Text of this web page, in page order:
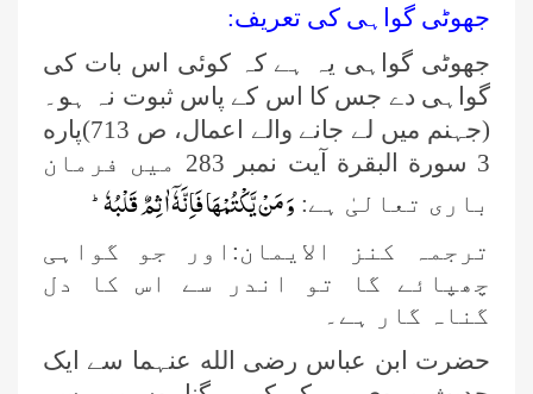
جھوٹی گواہی کی تعریف:
جھوٹی گواہی یہ ہے کہ کوئی اس بات کی
گواہی دے جس کا اس کے پاس ثبوت نہ ہو۔
(جہنم میں لے جانے والے اعمال، ص 713)پاره
3 سورة البقرة آیت نمبر 283 میں فرمان
باری تعالیٰ ہے: وَ مَنْ یَّكْتُمْهَا فَاِنَّهٗۤ اٰثِمٌ قَلْبُهٗؕ-
ترجمہ کنز الایمان:اور جو گواہی
چھپائے گا تو اندر سے اس کا دل
گناہ گار ہے۔
حضرت ابن عباس رضی الله عنہما سے ایک